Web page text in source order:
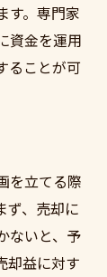
す。専門家
資金を運用
ることが可
を立てる際
ず、売却に
ないと、予
却益に対す